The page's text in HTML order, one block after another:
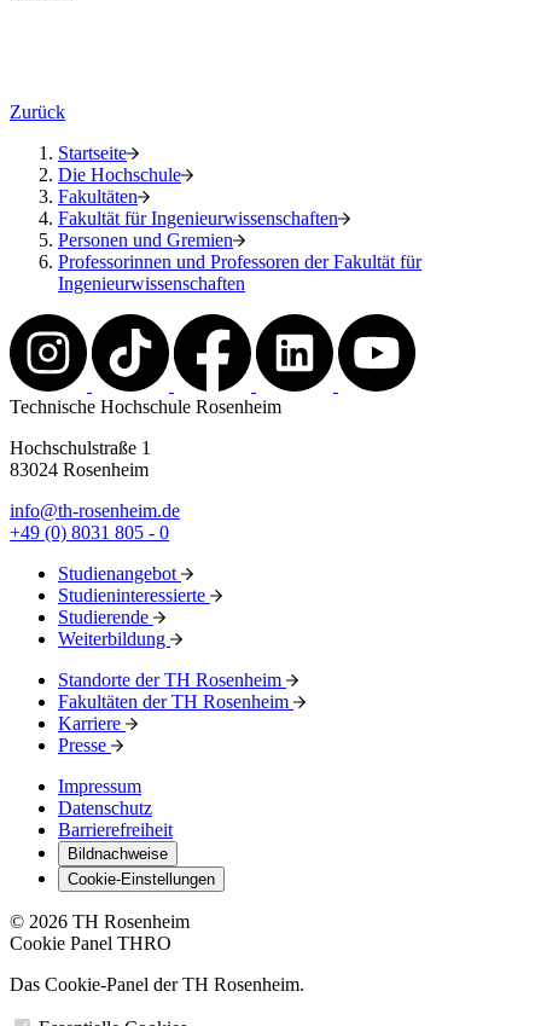
Zurück
Startseite
Die Hochschule
Fakultäten
Fakultät für Ingenieurwissenschaften
Personen und Gremien
Professorinnen und Professoren der Fakultät für
Ingenieurwissenschaften
Technische Hochschule Rosenheim
Hochschulstraße 1
83024 Rosenheim
info@th-rosenheim.de
+49 (0) 8031 805 - 0
Studienangebot
Studieninteressierte
Studierende
Weiterbildung
Standorte der TH Rosenheim
Fakultäten der TH Rosenheim
Karriere
Presse
Impressum
Datenschutz
Barrierefreiheit
Bildnachweise
Cookie-Einstellungen
© 2026 TH Rosenheim
Cookie Panel THRO
Das Cookie-Panel der TH Rosenheim.